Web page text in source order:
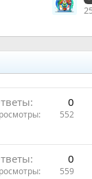
0
552
0
559